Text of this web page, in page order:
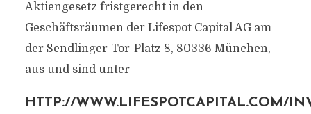
Aktiengesetz fristgerecht in den
Geschäftsräumen der Lifespot Capital AG am
der Sendlinger-Tor-Platz 8, 80336 München,
aus und sind unter
HTTP://WWW.LIFESPOTCAPITAL.COM/